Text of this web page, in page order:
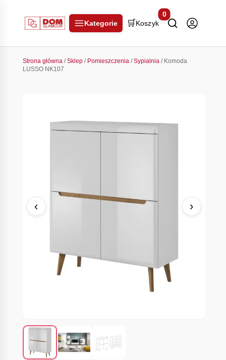
Kategorie 🛒 Koszyk
0
Strona główna/Sklep/ Pomieszczenia/Sypialnia/ Komoda
LUSSO NK107
‹ ›